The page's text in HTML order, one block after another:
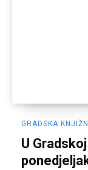
GRADSKA
U